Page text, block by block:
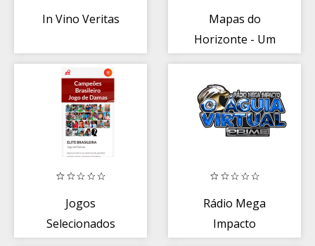
In Vino Veritas
Mapas do
Horizonte - Um
Jogos
Selecionados
Rádio Mega
Impacto